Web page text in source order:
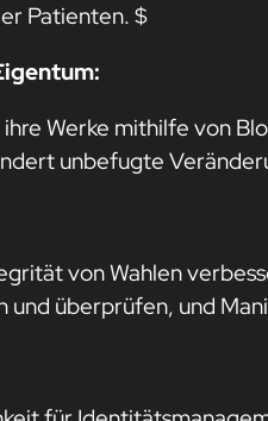
Patienten. $
Werke mithilfe von
unbefugte
von Wahlen
und überprüfen, und